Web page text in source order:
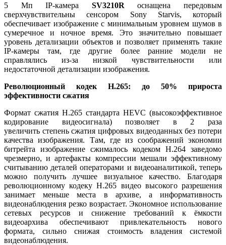
5 Мп IP-камера SV3210Rоснащена передовым
сверхчувствительны сенсором Sony Starvis, который
обеспечивает изображение с минимальным уровнем шумов в
сумеречное и ночное время. Это значительно повышает
уровень детализации объектов и позволяет применять такие
IP-камеры там, где другие более ранние модели не
справлялись из-за низкой чувствительности или
недостаточной детализации изображения.
Революционный кодек H.265: до 50% прироста
эффективности сжатия
Формат сжатия H.265 стандарта HEVC (высокоэффективное
кодирование видеосигнала) позволяет в 2 раза
увеличить степень сжатия цифровых видеоданных без потери
качества изображения. Там, где из соображений экономии
битрейта изображение сжималось кодеком Н.264 заведомо
чрезмерно, и артефакты компрессии мешали эффективному
считыванию деталей операторами и видеоаналитикой, теперь
можно получить лучшее визуальное качество. Благодаря
революционному кодеку H.265 видео высокого разрешения
занимает меньше места в архиве, а информативность
видеонаблюдения резко возрастает. Экономное использование
сетевых ресурсов и снижение требований к ёмкости
видеоархива обеспечивают привлекательность нового
формата, сильно снижая стоимость владения системой
видеонаблюдения.